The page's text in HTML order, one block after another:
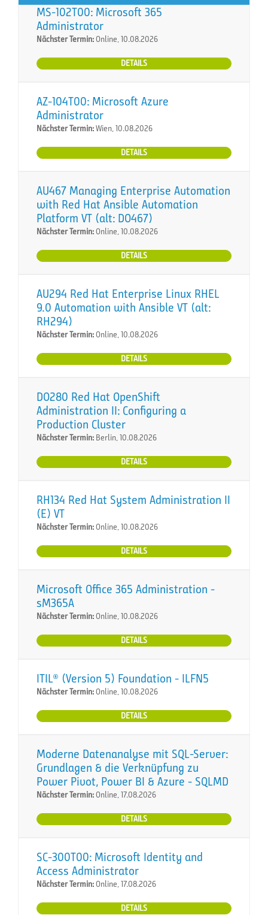
MS-102T00: Microsoft 365
Administrator
Nächster Termin:Online, 10.08.2026
DETAILS
AZ-104T00: Microsoft Azure
Administrator
Nächster Termin:Wien, 10.08.2026
DETAILS
AU467 Managing Enterprise Automation
with Red Hat Ansible Automation
Platform VT (alt: DO467)
Nächster Termin:Online, 10.08.2026
DETAILS
AU294 Red Hat Enterprise Linux RHEL
9.0 Automation with Ansible VT (alt:
RH294)
Nächster Termin:Online, 10.08.2026
DETAILS
DO280 Red Hat OpenShift
Administration II: Configuring a
Production Cluster
Nächster Termin: Berlin, 10.08.2026
DETAILS
RH134 Red Hat System Administration II
(E) VT
Nächster Termin:Online, 10.08.2026
DETAILS
Microsoft Office 365 Administration -
sM365A
Nächster Termin:Online, 10.08.2026
DETAILS
ITIL® (Version 5) Foundation - ILFN5
Nächster Termin:Online, 10.08.2026
DETAILS
Moderne Datenanalyse mit SQL-Server:
Grundlagen & die Verknüpfung zu
Power Pivot, Power BI & Azure - SQLMD
Nächster Termin:Online, 17.08.2026
DETAILS
SC-300T00: Microsoft Identity and
Access Administrator
Nächster Termin:Online, 17.08.2026
DETAILS